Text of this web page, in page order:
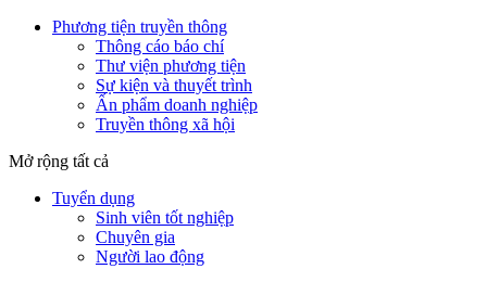
Phương tiện truyền thông
Thông cáo báo chí
Thư viện phương tiện
Sự kiện và thuyết trình
Ấn phẩm doanh nghiệp
Truyền thông xã hội
Mở rộng tất cả
Tuyển dụng
Sinh viên tốt nghiệp
Chuyên gia
Người lao động